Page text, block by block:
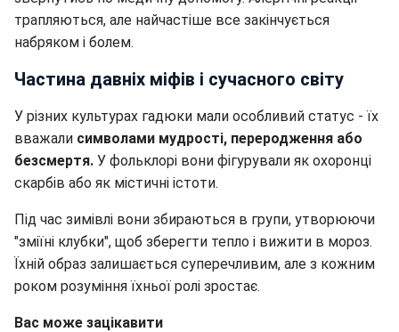
трапляються, але найчастіше все закінчується
набряком і болем.
Частина давніх міфів і сучасного світу
У різних культурах гадюки мали особливий статус - їх
вважали символами мудрості, переродження або
безсмертя. У фольклорі вони фігурували як охоронці
скарбів або як містичні істоти.
Під час зимівлі вони збираються в групи, утворюючи
"зміїні клубки", щоб зберегти тепло і вижити в мороз.
Їхній образ залишається суперечливим, але з кожним
роком розуміння їхньої ролі зростає.
Вас може зацікавити